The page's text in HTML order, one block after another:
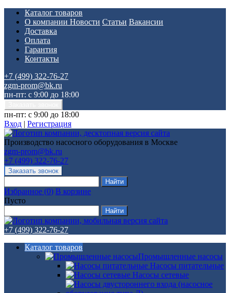
Каталог товаров
О компании Новости Статьи Вакансии
Доставка
Оплата
Гарантия
Контакты
+7 (499) 322-76-27
zgm-prom@bk.ru
пн-пт: с 9:00 до 18:00
пн-пт: с 9:00 до 18:00
Вход | Регистрация
Производство насосного оборудования в Москве
zgm-prom@bk.ru
+7 (499) 322-76-27
Избранное (0) В корзине
Пусто
+7 (499) 322-76-27
Каталог товаров
Промышленные насосы
Насосы питательные
Насосы сетевые